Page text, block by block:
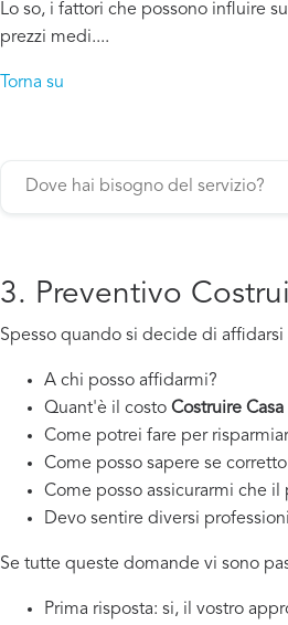
Lo so, i fattori che possono influire
prezzi medi....
Torna su
3. Preventivo
Spesso quando si decide di
A chi posso affidarmi?
Quant'è il costo Costruire
Come potrei fare per
Come posso sapere se
Come posso assicurarmi che il
Devo sentire diversi
Se tutte queste domande vi sono
Prima risposta: si, il vostro